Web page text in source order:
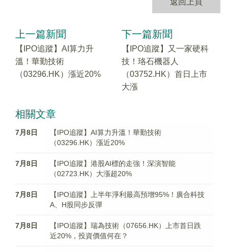
返回上頁
上一篇新聞
【IPO追蹤】AI算力升
溫！華勤技術
（03296.HK）漲近20%
下一篇新聞
【IPO追蹤】又一家硬科
技！珞石機器人
（03752.HK）首日上市
大漲
相關文章
7月8日
【IPO追蹤】AI算力升溫！華勤技術
（03296.HK）漲近20%
7月8日
【IPO追蹤】港股AI標的走強！深演智能
（02723.HK）大漲超20%
7月8日
【IPO追蹤】上半年淨利最高預增95%！廣合科技
A、H股同步反彈
7月8日
【IPO追蹤】瑞為技術（07656.HK）上市首日跌
近20%，投資價值何在？